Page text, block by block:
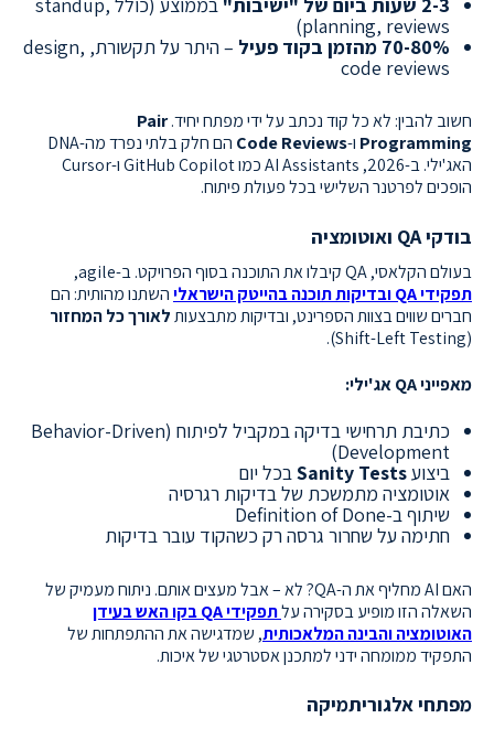
2-3 שעות ביום של "ישיבות"
בממוצע (כולל standup,
planning, reviews)
70-80% מהזמן בקוד פעיל
– היתר על תקשורת, design,
code reviews
חשוב להבין: לא כל קוד נכתב על ידי מפתח יחיד.Pair
Programming ו-Code Reviews
הם חלק בלתי נפרד מה-DNA
האג'ילי. ב-2026, AI Assistants כמו GitHub Copilot ו-Cursor
הופכים לפרטנר השלישי בכל פעולת פיתוח.
בודקי QA ואוטומציה
בעולם הקלאסי, QA קיבלו את התוכנה בסוף הפרויקט. ב-agile,
תפקידי QA ובדיקות תוכנה בהייטק הישראלי
השתנו מהותית: הם
חברים שווים בצוות הספרינט, ובדיקות מתבצעותלאורך כל המחזור
(Shift-Left Testing).
מאפייני QA אג'ילי:
כתיבת תרחישי בדיקה במקביל לפיתוח (Behavior-Driven
Development)
ביצועSanity Testsבכל יום
אוטומציה מתמשכת של בדיקות רגרסיה
שיתוף ב-Definition of Done
חתימה על שחרור גרסה רק כשהקוד עובר בדיקות
האם AI מחליף את ה-QA? לא – אבל מעצים אותם. ניתוח מעמיק של
השאלה הזו מופיע בסקירה על
תפקידי QA בקו האש בעידן
האוטומציה והבינה המלאכותית, שמדגישה את ההתפתחות של
התפקיד ממומחה ידני למתכנן אסטרטגי של איכות.
מפתחי אלגוריתמיקה